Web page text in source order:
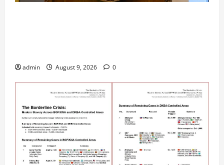
admin August 9, 2026 0